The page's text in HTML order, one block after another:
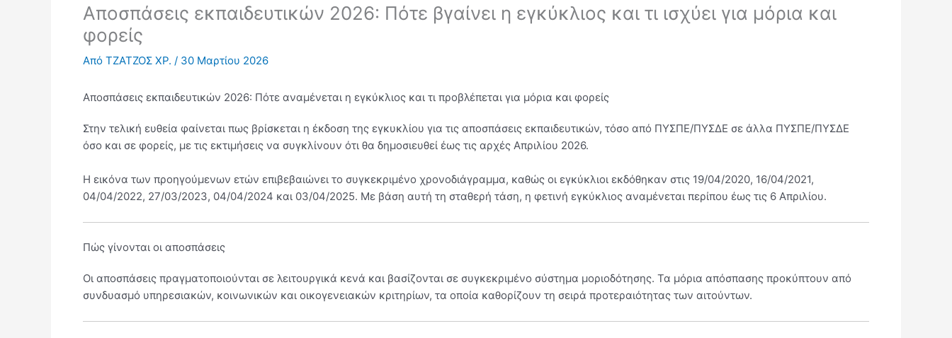
Αποσπάσεις εκπαιδευτικών 2026: Πότε βγαίνει η εγκύκλιος και τι ισχύει για μόρια και
φορείς
Από ΤΖΑΤΖΟΣ ΧΡ. / 30 Μαρτίου 2026
Αποσπάσεις εκπαιδευτικών 2026: Πότε αναμένεται η εγκύκλιος και τι προβλέπεται για μόρια και φορείς
Στην τελική ευθεία φαίνεται πως βρίσκεται η έκδοση της εγκυκλίου για τις αποσπάσεις εκπαιδευτικών, τόσο από ΠΥΣΠΕ/ΠΥΣΔΕ σε άλλα ΠΥΣΠΕ/ΠΥΣΔΕ
όσο και σε φορείς, με τις εκτιμήσεις να συγκλίνουν ότι θα δημοσιευθεί έως τις αρχές Απριλίου 2026.
Η εικόνα των προηγούμενων ετών επιβεβαιώνει το συγκεκριμένο χρονοδιάγραμμα, καθώς οι εγκύκλιοι εκδόθηκαν στις 19/04/2020, 16/04/2021,
04/04/2022, 27/03/2023, 04/04/2024 και 03/04/2025. Με βάση αυτή τη σταθερή τάση, η φετινή εγκύκλιος αναμένεται περίπου έως τις 6 Απριλίου.
Πώς γίνονται οι αποσπάσεις
Οι αποσπάσεις πραγματοποιούνται σε λειτουργικά κενά και βασίζονται σε συγκεκριμένο σύστημα μοριοδότησης. Τα μόρια απόσπασης προκύπτουν από
συνδυασμό υπηρεσιακών, κοινωνικών και οικογενειακών κριτηρίων, τα οποία καθορίζουν τη σειρά προτεραιότητας των αιτούντων.